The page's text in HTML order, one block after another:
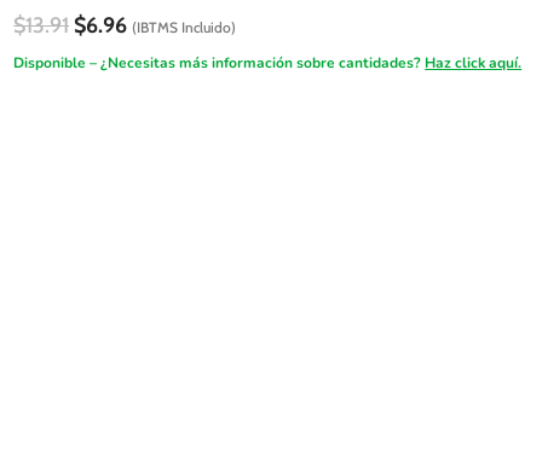
$13.91 El
original
$6.96El
actual
(IBTMS Incluido)
Disponible – ¿Necesitas más información sobre cantidades? Haz click aquí.